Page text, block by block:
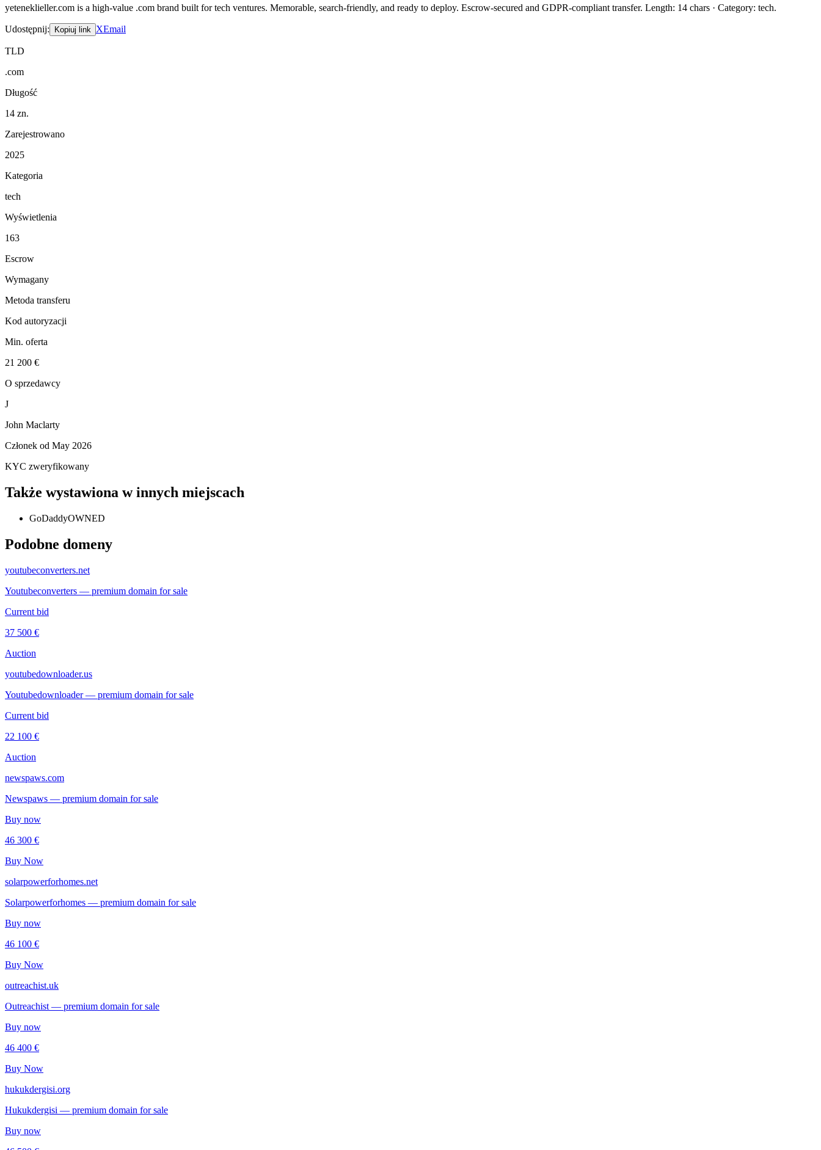
yeteneklieller.com is a high-value .com brand built for tech ventures. Memorable, search-friendly, and ready to deploy. Escrow-secured and GDPR-compliant transfer. Length: 14 chars · Category: tech.
Udostępnij: Kopiuj link XEmail
TLD
.com
Długość
14 zn.
Zarejestrowano
2025
Kategoria
tech
Wyświetlenia
163
Escrow
Wymagany
Metoda transferu
Kod autoryzacji
Min. oferta
21 200 €
O sprzedawcy
J
John Maclarty
Członek od May 2026
KYC zweryfikowany
Także wystawiona w innych miejscach
GoDaddyOWNED
Podobne domeny
youtubeconverters.net
Youtubeconverters — premium domain for sale
Current bid
37 500 €
Auction
youtubedownloader.us
Youtubedownloader — premium domain for sale
Current bid
22 100 €
Auction
newspaws.com
Newspaws — premium domain for sale
Buy now
46 300 €
Buy Now
solarpowerforhomes.net
Solarpowerforhomes — premium domain for sale
Buy now
46 100 €
Buy Now
outreachist.uk
Outreachist — premium domain for sale
Buy now
46 400 €
Buy Now
hukukdergisi.org
Hukukdergisi — premium domain for sale
Buy now